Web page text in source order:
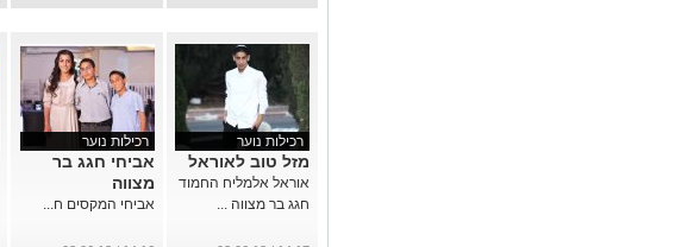
רכילות נוער
מזל טוב לאוראל
אוראל אלמליח החמוד
חגג בר מצווה ...
רכילות נוער
אביחי חגג בר
מצווה
אביחי המקסים ח...